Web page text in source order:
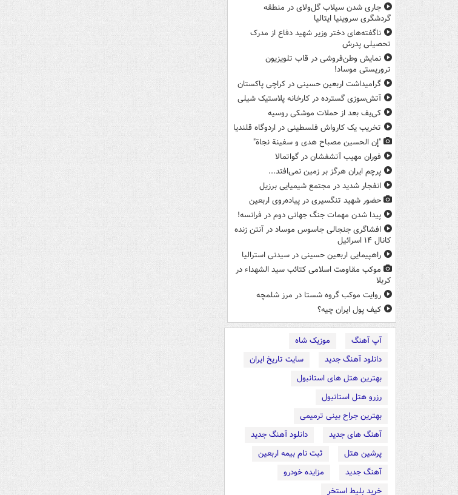
جاری شدن سیلاب گل‌ولای در منطقه
گردشگری سروینیا ایتالیا
ناگفته‌های دختر وزیر شهید دفاع از مدرک
تحصیلی پدرش
نمایش وطن‌فروشی در قاب تلویزیون
تروریستی موساد!
گرامیداشت اربعین حسینی در کراچی پاکستان
آتش‌سوزی گسترده در کارخانه پلاستیک شیلی
کی‌یف بعد از حملات موشکی روسیه
تخریب یک کارواش فلسطینی در اردوگاه قلندیا
"إن الحسین مصباح هدی و سفینة نجاة"
فوران مهیب آتشفشان در گواتمالا
پرچم ایران هرگز بر زمین نمی‌افتد...
انفجار شدید در مجتمع شیمیایی برزیل
حضور شهید تنگسیری در پیاده‌روی اربعین
پیدا شدن مهمات جنگ جهانی دوم در فرانسه!
افشاگری جنجالی جاسوس موساد در آنتن زنده
کانال ۱۴ اسرائیل
راهپیمایی اربعین حسینی در سیدنی استرالیا
موکب مقاومت اسلامی کتائب سید الشهداء در
کربلا
روایت موکب گروه شستا در مرز شلمچه
کیف پول ایران چیه؟
آپ آهنگ
موزیک شاه
دانلود آهنگ جدید
سایت تاریخ ایران
بهترین هتل های استانبول
رزرو هتل استانبول
بهترین جراح بینی ترمیمی
آهنگ های جدید
دانلود آهنگ جدید
پرشین هتل
ثبت نام بیمه اربعین
آهنگ جدید
مزایده خودرو
خرید بلیط استخر